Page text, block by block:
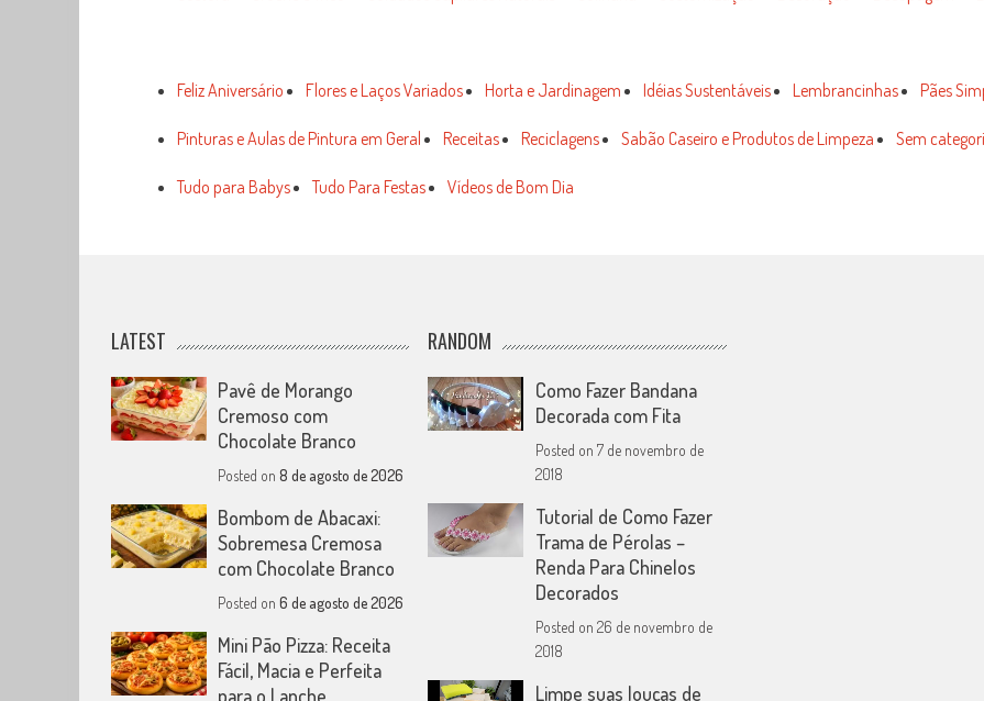
Feliz Aniversário Flores e Laços Variados Horta e Jardinagem Idéias Sustentáveis Lembrancinhas Pães
Pinturas e Aulas de Pintura em Geral Receitas Reciclagens Sabão Caseiro e Produtos de Limpeza Sem
Tudo para Babys Tudo Para Festas Vídeos de Bom Dia
LATEST
Pavê de Morango
Cremoso com
Chocolate Branco
Posted on8 de agosto de 2026
Bombom de Abacaxi:
Sobremesa Cremosa
com Chocolate Branco
Posted on6 de agosto de 2026
Mini Pão Pizza: Receita
Fácil, Macia e Perfeita
para o Lanche
RANDOM
Como Fazer Bandana
Decorada com Fita
Posted on 7 de novembro de
2018
Tutorial de Como Fazer
Trama de Pérolas –
Renda Para Chinelos
Decorados
Posted on 26 de novembro de
2018
Limpe suas louças de